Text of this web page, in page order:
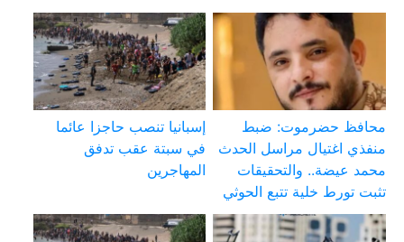
محافظ حضرموت: ضبط
منفذي اغتيال مراسل الحدث
محمد عيضة.. والتحقيقات
تثبت تورط خلية تتبع الحوثي
إسبانيا تنصب حاجزا عائما
في سبتة عقب تدفق
المهاجرين